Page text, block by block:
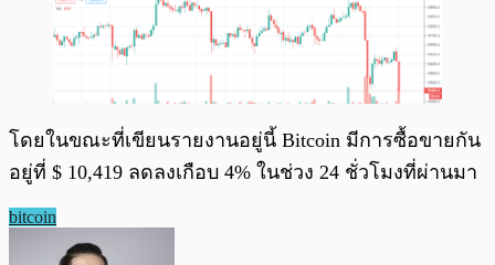
โดยในขณะที่เขียนรายงานอยู่นี้ Bitcoin มีการซื้อขายกัน
อยู่ที่ $ 10,419 ลดลงเกือบ 4% ในช่วง 24 ชั่วโมงที่ผ่านมา
bitcoin